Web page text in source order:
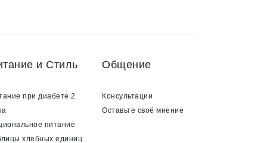
и Стиль
при диабете 2
питание
хлебных единиц
Общение
Консультации
Оставьте своё мнение